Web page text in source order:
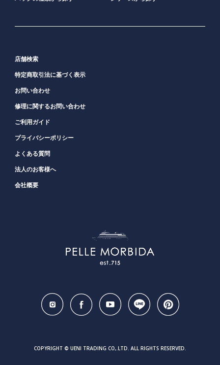
COPYRIGHT © UENI TRADING CO,.LTD. ALL RIGHTS RESERVED.
店舗検索
特定商取引法に基づく表示
お問い合わせ
修理に関するお問い合わせ
ご利用ガイド
プライバシーポリシー
よくある質問
法人のお客様へ
会社概要